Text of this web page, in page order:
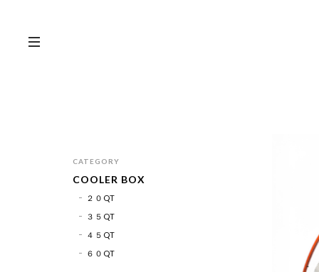
CATEGORY
COOLER BOX
２０QT
３５QT
４５QT
６０QT